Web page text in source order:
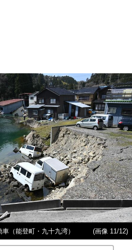
（能登町・九十九湾） (画像 11/12)